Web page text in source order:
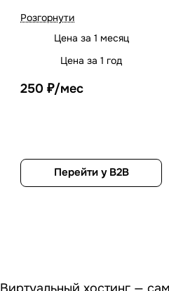
Розгорнути
Цена за 1 месяц
Цена за 1 год
250 ₽/мес
Перейти у B2B